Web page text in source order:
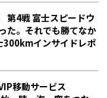
第4戦 富士スピードウ
た。それでも勝てなか
300kmインサイドレポ
移動サービス